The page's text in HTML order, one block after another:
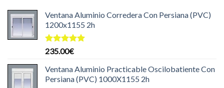
Ventana Aluminio Corredera Con Persiana (PVC)
1200x1155 2h
Valorado
de 5
235.00€
Ventana Aluminio Practicable Oscilobatiente Con
Persiana (PVC) 1000X1155 2h